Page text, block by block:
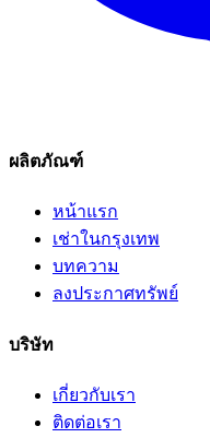
ผลิตภัณฑ์
หน้าแรก
เช่าในกรุงเทพ
บทความ
ลงประกาศทรัพย์
บริษัท
เกี่ยวกับเรา
ติดต่อเรา